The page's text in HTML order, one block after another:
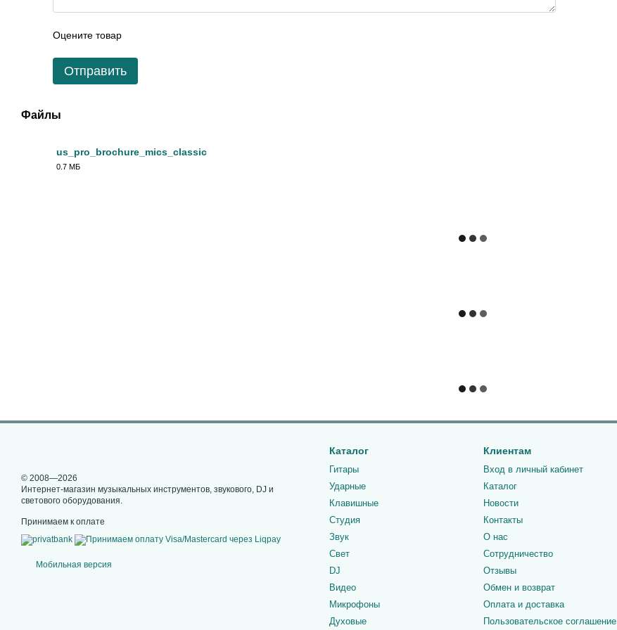
Оцените товар
Отправить
Файлы
us_pro_brochure_mics_classic
0.7 МБ
© 2008—2026
Интернет-магазин музыкальных инструментов, звукового, DJ и
светового оборудования.
Принимаем к оплате
Мобильная версия
Каталог
Гитары
Ударные
Клавишные
Студия
Звук
Свет
DJ
Видео
Микрофоны
Духовые
Клиентам
Вход в личный кабинет
Каталог
Новости
Контакты
О нас
Сотрудничество
Отзывы
Обмен и возврат
Оплата и доставка
Пользовательское соглашение